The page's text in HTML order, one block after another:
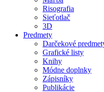
Risografia
Sieťotlač
3D
Predmety
Darčekové
Grafické listy
Knihy
Módne doplnky
Zápisníky
Publikácie